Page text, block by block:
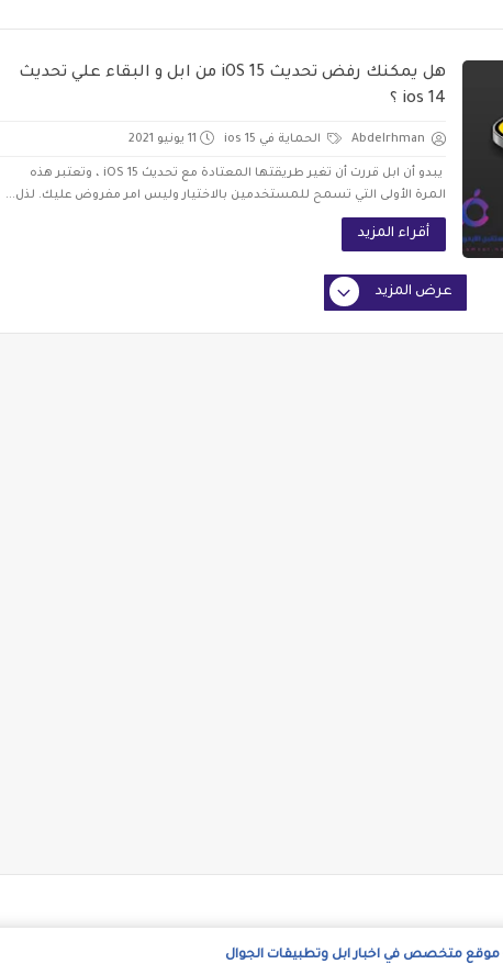
هل يمكنك رفض تحديث iOS 15 من ابل و البقاء علي تحديث
ios 14 ؟
Abdelrhman الحماية في ios 15 11 يونيو 2021
يبدو أن ابل قررت أن تغير طريقتها المعتادة مع تحديث iOS 15 ، وتعتبر هذه
المرة الأولى التي تسمح للمستخدمين بالاختيار وليس امر مفروض عليك. لذل...
أقراء المزيد
عرض المزيد
- موقع متخصص في اخبار ابل وتطبيقات الجوال